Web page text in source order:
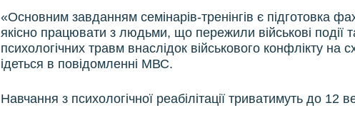
«Основним завданням семінарів-тренінгів є підготовка
якісно працювати з людьми, що пережили військові події
психологічних травм внаслідок військового конфлікту на
ідеться в повідомленні МВС.
Навчання з психологічної реабілітації триватимуть до 12